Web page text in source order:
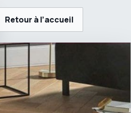
Retour à l’accueil